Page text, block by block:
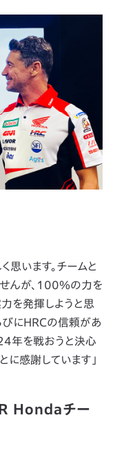
思います。チームと
んが、100％の力を
を発揮しようと思
びにHRCの信頼があ
年を戦おうと決心
に感謝しています」
Hondaチー